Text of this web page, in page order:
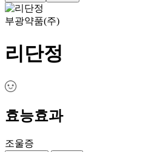
부광약품(주)
리단정
효능효과
조울증